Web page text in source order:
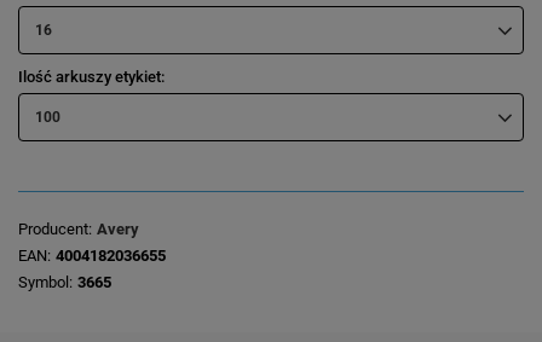
16
Ilość arkuszy etykiet
100
Producent Avery
EAN 4004182036655
Symbol 3665